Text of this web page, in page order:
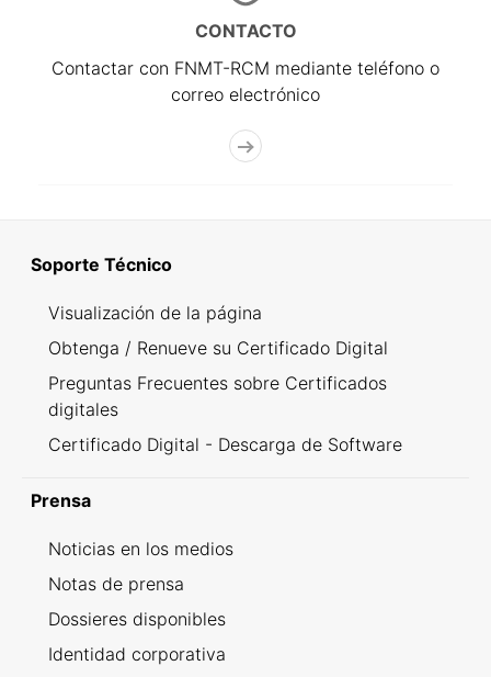
CONTACTO
Contactar con FNMT-RCM mediante teléfono o
correo electrónico
Soporte Técnico
Visualización de la página
Obtenga / Renueve su Certificado Digital
Preguntas Frecuentes sobre Certificados
digitales
Certificado Digital - Descarga de Software
Prensa
Noticias en los medios
Notas de prensa
Dossieres disponibles
Identidad corporativa